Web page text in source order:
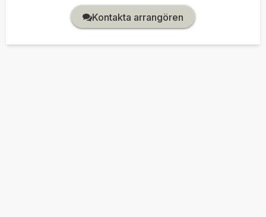
Kontakta arrangören